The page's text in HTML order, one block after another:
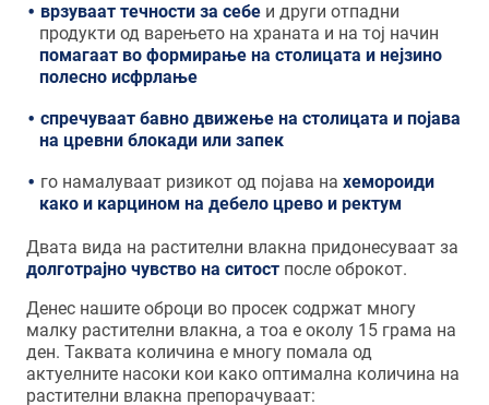
врзуваат течности за себе и други отпадни
продукти од варењето на храната и на тој начин
помагаат во формирање на столицата и нејзино
полесно исфрлање
спречуваат бавно движење на столицата и појава
на цревни блокади или запек
го намалуваат ризикот од појава нахемороиди
како и карцином на дебело црево и ректум
Двата вида на растителни влакна придонесуваат за
долготрајно чувство на ситост после оброкот.
Денес нашите оброци во просек содржат многу
малку растителни влакна, а тоа е околу 15 грама на
ден. Таквата количина е многу помала од
актуелните насоки кои како оптимална количина на
растителни влакна препорачуваат: